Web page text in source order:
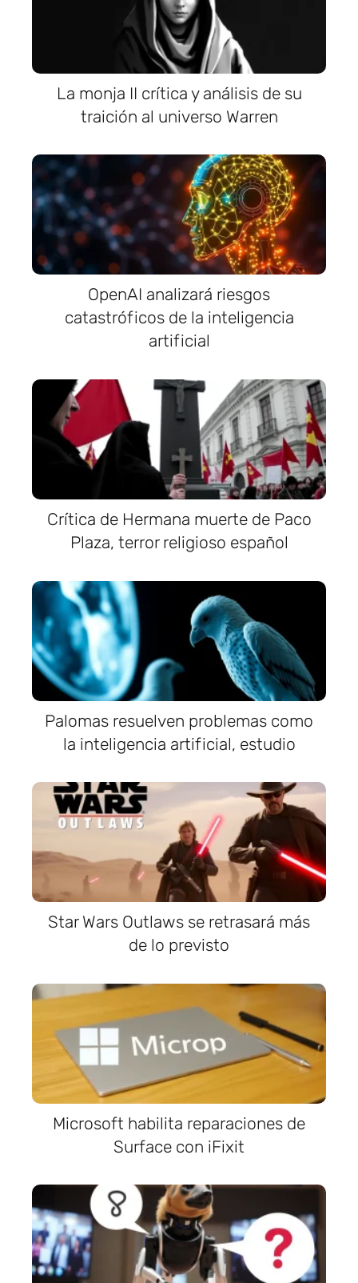
La monja II crítica y análisis de su
traición al universo Warren
OpenAI analizará riesgos
catastróficos de la inteligencia
artificial
Crítica de Hermana muerte de Paco
Plaza, terror religioso español
Palomas resuelven problemas como
la inteligencia artificial, estudio
Star Wars Outlaws se retrasará más
de lo previsto
Microsoft habilita reparaciones de
Surface con iFixit